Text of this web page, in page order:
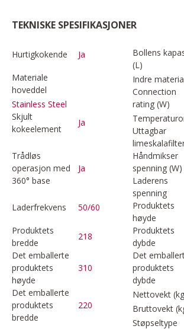
TEKNISKE SPESIFIKASJONER
Hurtigkokende Ja
Bollens
(L)
Materiale
hoveddel
Stainless Steel
Indre
Connection
rating (W)
Skjult
kokeelement
Ja
Uttagbar
Trådløs
operasjon med
360° base
Ja
Håndmikser
spenning (W)
Laderens
spenning
Laderfrekvens
50/60
Produktets
høyde
Produktets
bredde
218
Produktets
dybde
Det emballerte
produktets
høyde
310
Det
produktets
dybde
Det emballerte
produktets
bredde
220
Nettovekt
Bruttovekt
Støpseltype